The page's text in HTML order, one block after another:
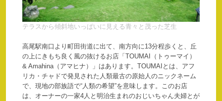
テラスから傾斜地いっぱいに見える青々と茂った芝生
高尾駅南口より町田街道に出て、南方向に13分程歩くと、丘
の上にきもち良く風の抜けるお店「TOUMAI（トゥーマイ）
& Amahina（アマヒナ）」はあります。TOUMAIとは、アフ
リカ・チャドで発見された人類最古の原始人のニックネーム
で、現地の部族語で“人類の希望”を意味します。このお店
は、オーナーの一家4人と明治生まれのおじいちゃん夫婦とが